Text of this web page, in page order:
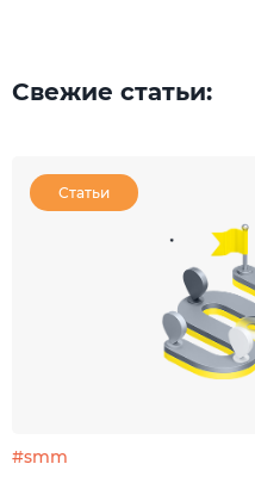
Свежие статьи:
Статьи
#smm